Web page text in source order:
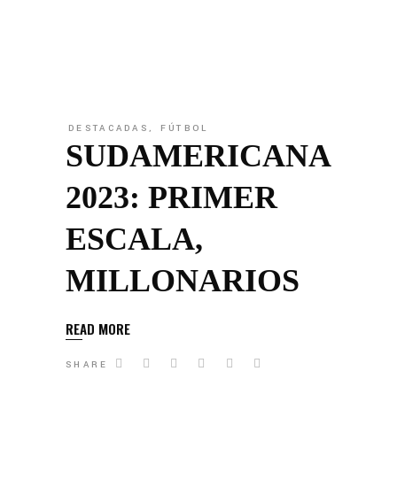
DESTACADAS, FÚTBOL
SUDAMERICANA
2023: PRIMER
ESCALA,
MILLONARIOS
READ MORE
SHARE